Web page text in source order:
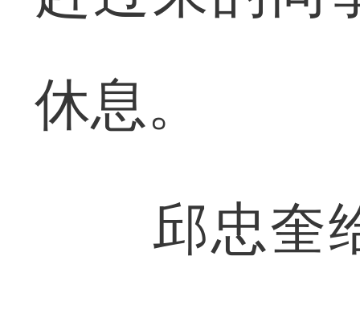
休息。
邱忠奎给